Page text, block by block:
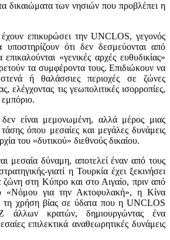
δικαιώματα των νησιών που προβλέπει η
επικυρώσει την UNCLOS, γεγονός
υποστηρίζουν ότι δεν δεσμεύονται από
«γενικές αρχές ευθυδικίας»
τα συμφέροντα τους. Επιδιώκουν να
ή θαλάσσιες περιοχές σε ζώνες
ελέγχοντας τις γεωπολιτικές ισορροπίες,
εμπόριο.
είναι μεμονωμένη, αλλά μέρος μιας
όπου μεσαίες και μεγάλες δυνάμεις
του «δυτικού» διεθνούς δικαίου.
μεσαία δύναμη, αποτελεί έναν από τους
γιατί η Τουρκία έχει ξεκινήσει
ζώνη στη Κύπρο και στο Αιγαίο, πριν από
«Νόμου για την Ακτοφυλακή», η Κίνα
τη χρήση βίας σε ύδατα που η UNCLOS
άλλων κρατών, δημιουργώντας ένα
επιλεκτικά αναθεωρητικές δυνάμεις